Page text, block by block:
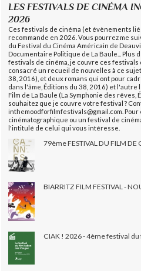
LES FESTIVALS DE CINÉMA
2026
Ces festivals de cinéma (et évènements
recommande en 2026. Vous pourrez me
du Festival du Cinéma Américain de
Documentaire Politique de La Baule... Plus
festivals de cinéma, je couvre ces festivals
consacré un recueil de nouvelles à ce
38, 2016), et deux romans qui ont pour
dans l'âme, Éditions du 38, 2016) et l'autre
Film de La Baule (La Symphonie des rêves,
souhaitez que je couvre votre festival ?
inthemoodforfilmfestivals@gmail.com.
cinématographique ou un festival de
l'intitulé de celui qui vous intéresse.
79ème FESTIVAL DU FILM DE
BIARRITZ FILM FESTIVAL -
CIAK ! 2026 - 4ème festival